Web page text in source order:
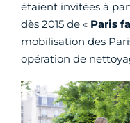
étaient invitées à
dès 2015 de « Paris
mobilisation des
opération de